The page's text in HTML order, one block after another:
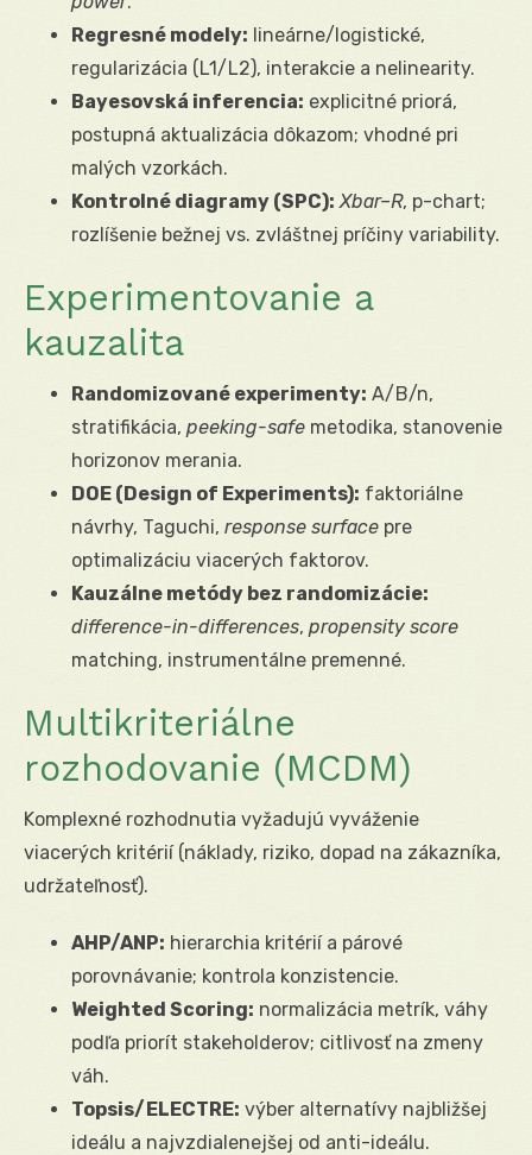
Regresné modely: lineárne/logistické,
regularizácia (L1/L2), interakcie a nelinearity.
Bayesovská inferencia: explicitné priorá,
postupná aktualizácia dôkazom; vhodné pri
malých vzorkách.
Kontrolné diagramy (SPC): Xbar–R, p-chart;
rozlíšenie bežnej vs. zvláštnej príčiny variability.
Experimentovanie a
kauzalita
Randomizované experimenty: A/B/n,
stratifikácia, peeking-safe metodika, stanovenie
horizonov merania.
DOE (Design of Experiments): faktoriálne
návrhy, Taguchi, response surface pre
optimalizáciu viacerých faktorov.
Kauzálne metódy bez randomizácie:
difference-in-differences, propensity score
matching, instrumentálne premenné.
Multikriteriálne
rozhodovanie (MCDM)
Komplexné rozhodnutia vyžadujú vyváženie
viacerých kritérií (náklady, riziko, dopad na zákazníka,
udržateľnosť).
AHP/ANP: hierarchia kritérií a párové
porovnávanie; kontrola konzistencie.
Weighted Scoring: normalizácia metrík, váhy
podľa priorít stakeholderov; citlivosť na zmeny
váh.
Topsis/ELECTRE: výber alternatívy najbližšej
ideálu a najvzdialenejšej od anti-ideálu.